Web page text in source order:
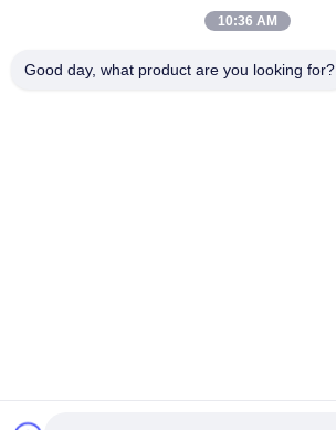
10:36 AM
Good day, what product are you looking for?